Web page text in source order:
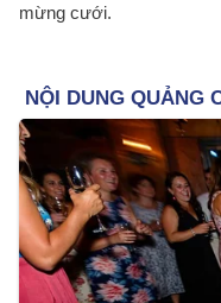
mừng cưới.